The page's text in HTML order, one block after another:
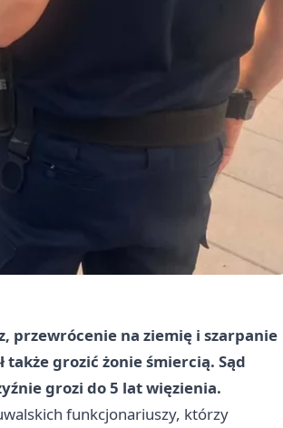
przewrócenie na ziemię i szarpanie
grozić żonie śmiercią. Sąd
grozi do5 lat więzienia.
funkcjonariuszy, którzy